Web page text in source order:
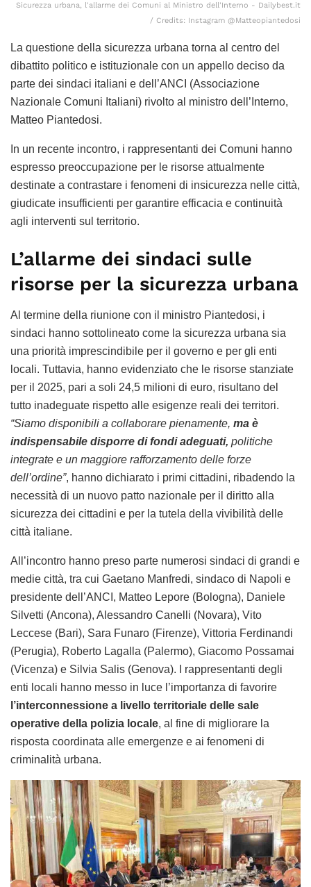
Sicurezza urbana, l'allarme dei Comuni al Ministro dell'Interno - Dailybest.it
/ Credits: Instagram @Matteopiantedosi
La questione della sicurezza urbana torna al centro del
dibattito politico e istituzionale con un appello deciso da
parte dei sindaci italiani e dell’ANCI (Associazione
Nazionale Comuni Italiani) rivolto al ministro dell’Interno,
Matteo Piantedosi.
In un recente incontro, i rappresentanti dei Comuni hanno
espresso preoccupazione per le risorse attualmente
destinate a contrastare i fenomeni di insicurezza nelle città,
giudicate insufficienti per garantire efficacia e continuità
agli interventi sul territorio.
L’allarme dei sindaci sulle
risorse per la sicurezza urbana
Al termine della riunione con il ministro Piantedosi, i
sindaci hanno sottolineato come la sicurezza urbana sia
una priorità imprescindibile per il governo e per gli enti
locali. Tuttavia, hanno evidenziato che le risorse stanziate
per il 2025, pari a soli 24,5 milioni di euro, risultano del
tutto inadeguate rispetto alle esigenze reali dei territori.
“Siamo disponibili a collaborare pienamente, ma è
indispensabile disporre di fondi adeguati, politiche
integrate e un maggiore rafforzamento delle forze
dell’ordine”, hanno dichiarato i primi cittadini, ribadendo la
necessità di un nuovo patto nazionale per il diritto alla
sicurezza dei cittadini e per la tutela della vivibilità delle
città italiane.
All’incontro hanno preso parte numerosi sindaci di grandi e
medie città, tra cui Gaetano Manfredi, sindaco di Napoli e
presidente dell’ANCI, Matteo Lepore (Bologna), Daniele
Silvetti (Ancona), Alessandro Canelli (Novara), Vito
Leccese (Bari), Sara Funaro (Firenze), Vittoria Ferdinandi
(Perugia), Roberto Lagalla (Palermo), Giacomo Possamai
(Vicenza) e Silvia Salis (Genova). I rappresentanti degli
enti locali hanno messo in luce l’importanza di favorire
l’interconnessione a livello territoriale delle sale
operative della polizia locale, al fine di migliorare la
risposta coordinata alle emergenze e ai fenomeni di
criminalità urbana.